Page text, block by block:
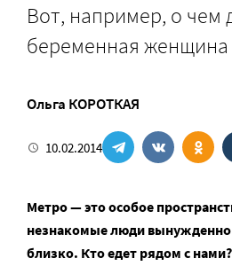
Вот, например, о чем
беременная женщина
Ольга КОРОТКАЯ
10.02.2014
Метро — это особое
незнакомые люди вынужденно
близко. Кто едет рядом с